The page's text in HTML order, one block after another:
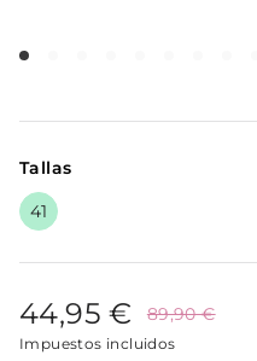
Tallas
41
44,95 € 89,90 €
Impuestos incluidos